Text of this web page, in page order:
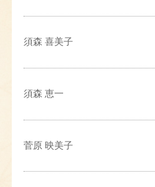
須森 喜美子
須森 恵一
菅原 映美子